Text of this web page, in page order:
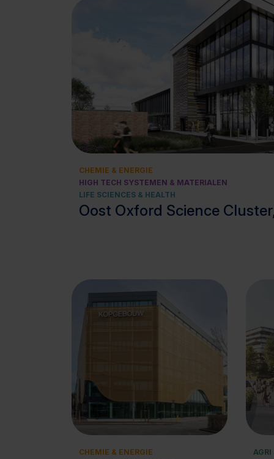
CHEMIE & ENERGIE
HIGH TECH SYSTEMEN & MATERIALEN
LIFE SCIENCES & HEALTH
Oost Oxford Science
Bekijk cluster
CHEMIE & ENERGIE
AGRI